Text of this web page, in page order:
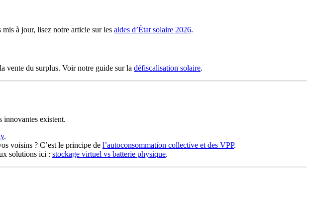
à jour, lisez notre article sur les aides d’État solaire 2026.
vente du surplus. Voir notre guide sur la défiscalisation solaire.
innovantes existent.
.
voisins ? C’est le principe de l’autoconsommation collective et des VPP.
solutions ici : stockage virtuel vs batterie physique.